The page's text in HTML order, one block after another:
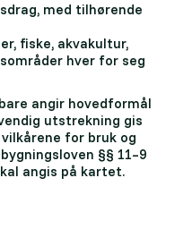
med tilhørende
fiske, akvakultur,
hver for seg
angir hovedformål
utstrekning gis
for bruk og
§§ 11–9
angis på kartet.